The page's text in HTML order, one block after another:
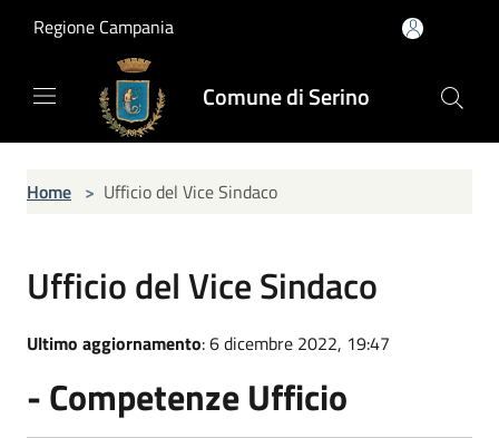
Regione Campania
Comune di Serino
Home > Ufficio del Vice Sindaco
Ufficio del Vice Sindaco
Ultimo aggiornamento: 6 dicembre 2022, 19:47
- Competenze Ufficio